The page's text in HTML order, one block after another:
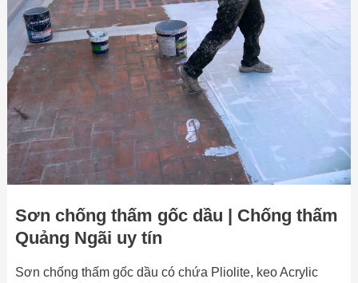
Sơn chống thấm gốc dầu | Chống thấm
Quảng Ngãi uy tín
Sơn chống thấm gốc dầu có chứa Pliolite, keo Acrylic
thấm
gốc
dầu
|
Chống
thấm
Quảng
Ngãi
uy
tín